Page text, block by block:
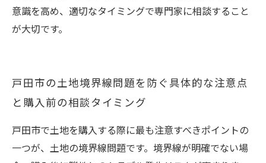
意識を高め、適切なタイミングで専門家に相談すること
が大切です。
戸田市の土地境界線問題を防ぐ具体的な注意点
と購入前の相談タイミング
戸田市で土地を購入する際に最も注意すべきポイントの
一つが、土地の境界線問題です。境界線が明確でない場